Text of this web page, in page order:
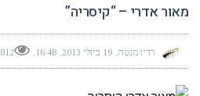
מאור אדרי – “קיסריה”
רדיו מנטה 19 ביולי 2013 16:48
812 views